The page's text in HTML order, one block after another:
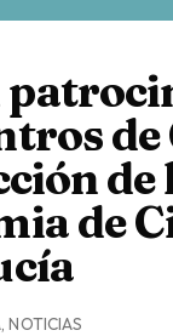
de
de
NOTICIAS